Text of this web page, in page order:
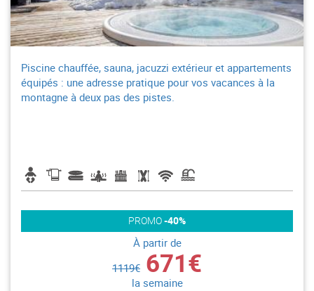
Piscine chauffée, sauna, jacuzzi extérieur et appartements
équipés : une adresse pratique pour vos vacances à la
montagne à deux pas des pistes.
PROMO-40%
À partir de
1119€ 671€
la semaine